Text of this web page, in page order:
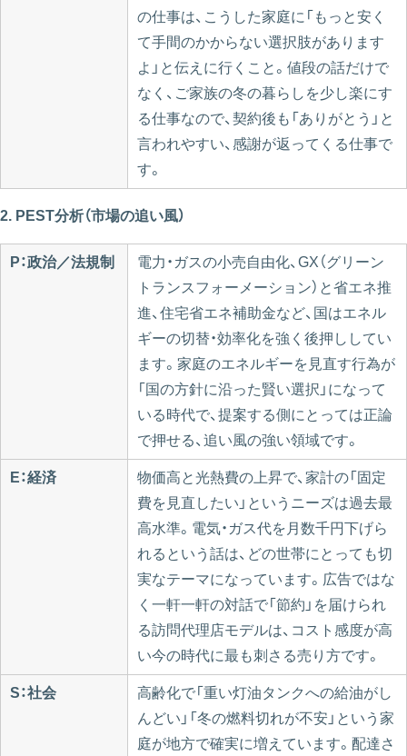
の仕事は、こうした家庭に「もっと安く
て手間のかからない選択肢があります
よ」と伝えに行くこと。値段の話だけで
なく、ご家族の冬の暮らしを少し楽にす
る仕事なので、契約後も「ありがとう」と
言われやすい、感謝が返ってくる仕事で
す。
2. PEST分析（市場の追い風）
P：政治／法規制
電力・ガスの小売自由化、GX（グリーン
トランスフォーメーション）と省エネ推
進、住宅省エネ補助金など、国はエネル
ギーの切替・効率化を強く後押ししてい
ます。家庭のエネルギーを見直す行為が
「国の方針に沿った賢い選択」になって
いる時代で、提案する側にとっては正論
で押せる、追い風の強い領域です。
E：経済
物価高と光熱費の上昇で、家計の「固定
費を見直したい」というニーズは過去最
高水準。電気・ガス代を月数千円下げら
れるという話は、どの世帯にとっても切
実なテーマになっています。広告ではな
く一軒一軒の対話で「節約」を届けられ
る訪問代理店モデルは、コスト感度が高
い今の時代に最も刺さる売り方です。
S：社会
高齢化で「重い灯油タンクへの給油がし
んどい」「冬の燃料切れが不安」という家
庭が地方で確実に増えています。配達さ